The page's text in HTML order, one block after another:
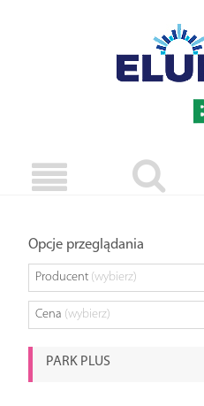
Opcje przeglądania
Producent (wybierz)
Cena (wybierz)
PARK PLUS